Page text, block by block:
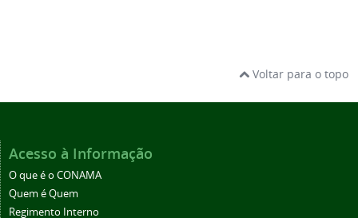
Voltar para o topo
Acesso à Informação
O que é o CONAMA
Quem é Quem
Regimento Interno